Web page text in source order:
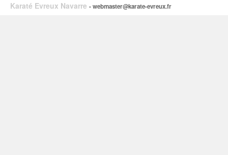
Karaté Evreux Navarre - webmaster@karate-evreux.fr